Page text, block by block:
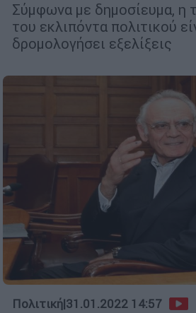
Σύμφωνα με δημοσίευμα, η
του εκλιπόντα πολιτικού
δρομολογήσει εξελίξεις
Πολιτική|31.01.2022 14:57